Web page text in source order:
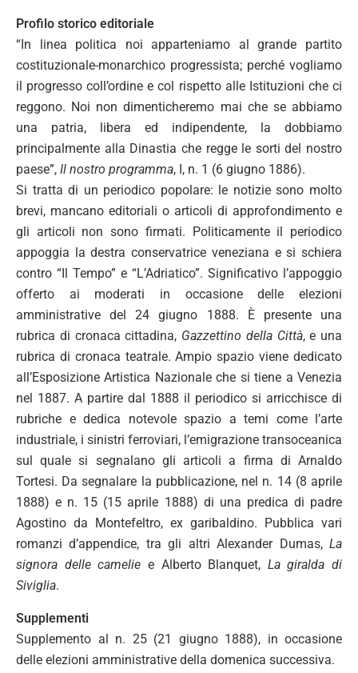
Profilo storico editoriale
“In linea politica noi apparteniamo al grande partito
costituzionale-monarchico progressista; perché vogliamo
il progresso coll’ordine e col rispetto alle Istituzioni che ci
reggono. Noi non dimenticheremo mai che se abbiamo
una patria, libera ed indipendente, la dobbiamo
principalmente alla Dinastia che regge le sorti del nostro
paese”, Il nostro programma, I, n. 1 (6 giugno 1886).
Si tratta di un periodico popolare: le notizie sono molto
brevi, mancano editoriali o articoli di approfondimento e
gli articoli non sono firmati. Politicamente il periodico
appoggia la destra conservatrice veneziana e si schiera
contro “Il Tempo” e “L’Adriatico”. Significativo l’appoggio
offerto ai moderati in occasione delle elezioni
amministrative del 24 giugno 1888. È presente una
rubrica di cronaca cittadina, Gazzettino della Città, e una
rubrica di cronaca teatrale. Ampio spazio viene dedicato
all’Esposizione Artistica Nazionale che si tiene a Venezia
nel 1887. A partire dal 1888 il periodico si arricchisce di
rubriche e dedica notevole spazio a temi come l’arte
industriale, i sinistri ferroviari, l’emigrazione transoceanica
sul quale si segnalano gli articoli a firma di Arnaldo
Tortesi. Da segnalare la pubblicazione, nel n. 14 (8 aprile
1888) e n. 15 (15 aprile 1888) di una predica di padre
Agostino da Montefeltro, ex garibaldino. Pubblica vari
romanzi d’appendice, tra gli altri Alexander Dumas, La
signora delle camelie e Alberto Blanquet, La giralda di
Siviglia.
Supplementi
Supplemento al n. 25 (21 giugno 1888), in occasione
delle elezioni amministrative della domenica successiva.